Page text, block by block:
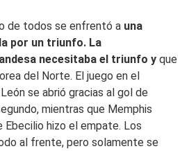
de todos se enfrentó a una
por un triunfo. La
necesitaba el triunfo y que
del Norte. El juego en el
se abrió gracias al gol de
mientras que Memphis
hizo el empate. Los
al frente, pero solamente se